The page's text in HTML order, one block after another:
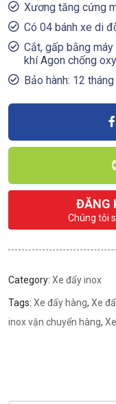
Xương tăng cứng
Có 04 bánh xe di
Cắt, gấp bằng
khí Agon chống
Bảo hành: 12 tháng
ĐĂNG
Chúng tôi
Category: Xe đẩy inox
Tags: Xe đẩy hàng, Xe
inox vận chuyển hàng,